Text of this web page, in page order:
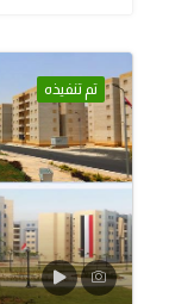
تم تنفيذه